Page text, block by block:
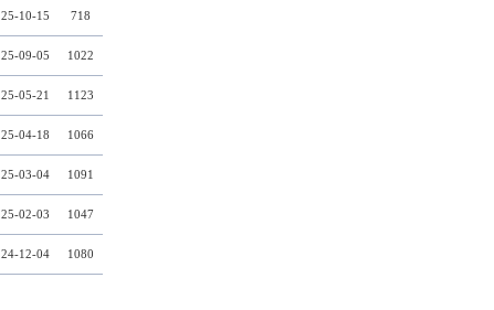
25-10-15 718
25-09-05 1022
25-05-21 1123
25-04-18 1066
25-03-04 1091
25-02-03 1047
24-12-04 1080